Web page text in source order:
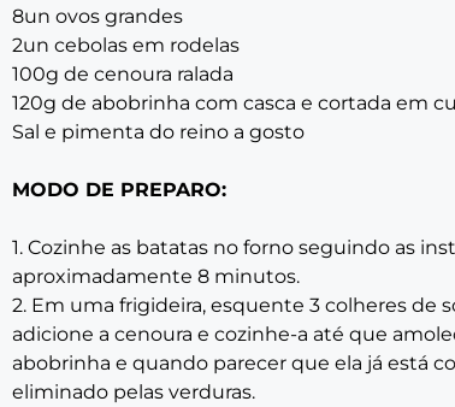
8un ovos grandes
2un cebolas em rodelas
100g de cenoura ralada
120g de abobrinha com casca e cortada em
Sal e pimenta do reino a gosto
MODO DE PREPARO:
1. Cozinhe as batatas no forno seguindo as
aproximadamente 8 minutos.
2. Em uma frigideira, esquente 3 colheres de
adicione a cenoura e cozinhe-a até que
abobrinha e quando parecer que ela já está
eliminado pelas verduras.